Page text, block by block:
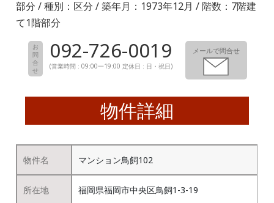
部分 / 種別：区分 / 築年月：1973年12月 / 階数：7階建
て1階部分
お
問
合
せ
092-726-0019
(営業時間 : 09:00一19:00 定休日 : 日・祝日)
メールで間合せ
物件詳細
物件名 マンション鳥飼102
所在地 福岡県福岡市中央区鳥飼1-3-19